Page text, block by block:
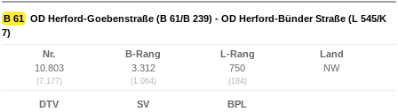
B 61 OD Herford-Goebenstraße (B 61/B 239) - OD Herford-Bünder Straße (L 545/K
7)
Nr.
10.803
(7.177)
B-Rang
3.312
(1.064)
L-Rang
750
(184)
Land
NW
DTV
SV
BPL